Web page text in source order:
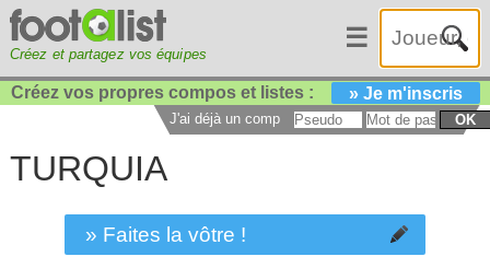
Créez et partagez vos équipes
☰
Créez vos propres compos et listes : » Je m'inscris
J'ai déjà un compte : OK
TURQUIA
» Faites la vôtre !